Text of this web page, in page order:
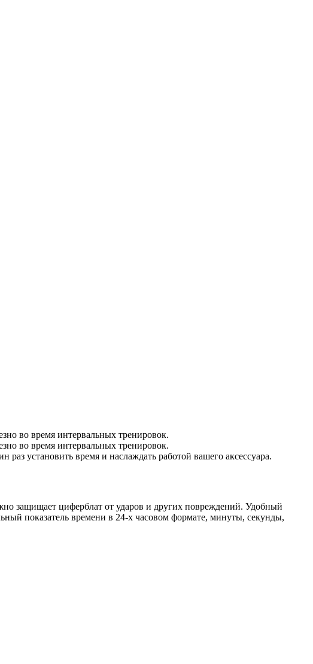
во время интервальных тренировок.
во время интервальных тренировок.
установить время и наслаждать работой вашего аксессуара.
защищает циферблат от ударов и других повреждений. Удобный
показатель времени в 24-х часовом формате, минуты, секунды,